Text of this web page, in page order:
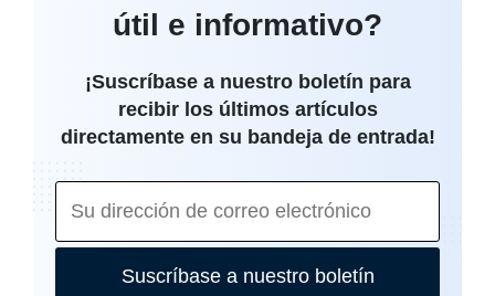
útil e informativo?
¡Suscríbase a nuestro boletín para
recibir los últimos artículos
directamente en su bandeja de entrada!
Suscríbase a nuestro boletín